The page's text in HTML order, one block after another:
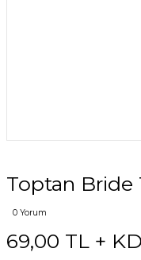
Toptan Bride
0 Yorum
69,00 TL +